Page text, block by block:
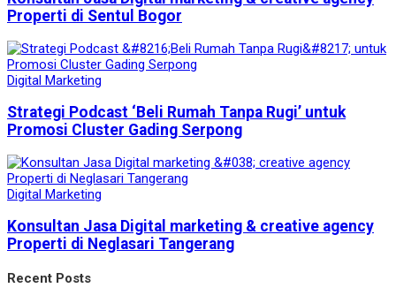
Properti di Sentul Bogor
Digital Marketing
Strategi Podcast ‘Beli Rumah Tanpa Rugi’ untuk
Promosi Cluster Gading Serpong
Digital Marketing
Konsultan Jasa Digital marketing & creative agency
Properti di Neglasari Tangerang
Recent Posts